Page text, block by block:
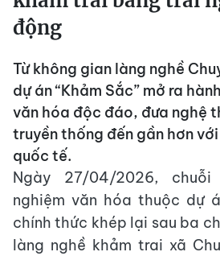
động
Từ không gian làng nghề
dự án “Khảm Sắc” mở ra
văn hóa độc đáo, đưa nghệ
truyền thống đến gần hơn
quốc tế.
Ngày 27/04/2026,
nghiệm văn hóa thuộc dự
chính thức khép lại sau ba
làng nghề khảm trai xã